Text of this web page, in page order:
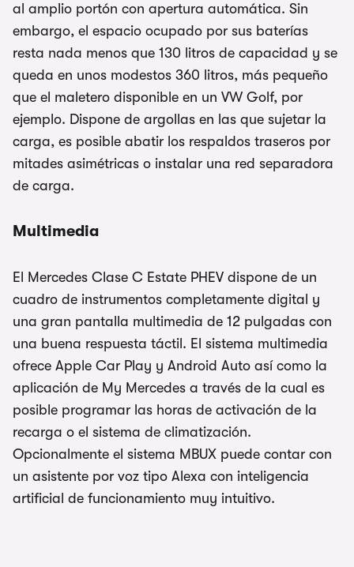
al amplio portón con apertura automática. Sin
embargo, el espacio ocupado por sus baterías
resta nada menos que 130 litros de capacidad y se
queda en unos modestos 360 litros, más pequeño
que el maletero disponible en un VW Golf, por
ejemplo. Dispone de argollas en las que sujetar la
carga, es posible abatir los respaldos traseros por
mitades asimétricas o instalar una red separadora
de carga.
Multimedia
El Mercedes Clase C Estate PHEV dispone de un
cuadro de instrumentos completamente digital y
una gran pantalla multimedia de 12 pulgadas con
una buena respuesta táctil. El sistema multimedia
ofrece Apple Car Play y Android Auto así como la
aplicación de My Mercedes a través de la cual es
posible programar las horas de activación de la
recarga o el sistema de climatización.
Opcionalmente el sistema MBUX puede contar con
un asistente por voz tipo Alexa con inteligencia
artificial de funcionamiento muy intuitivo.